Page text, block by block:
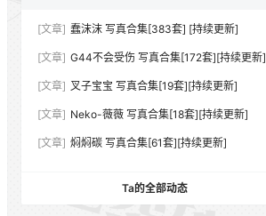
[文章] 蠢沫沫 写真合集[383套] [持续更新]
[文章] G44不会受伤 写真合集[172套][持续更新]
[文章] 叉子宝宝 写真合集[19套][持续更新]
[文章] Neko-薇薇 写真合集[18套][持续更新]
[文章] 焖焖碳 写真合集[61套][持续更新]
Ta的全部动态